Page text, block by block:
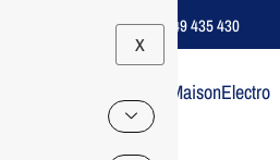
Support B2B Dédié | 06 49 435 430
X
MaisonElectro